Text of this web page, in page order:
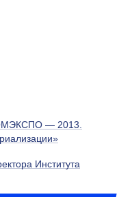
— 2013.
Института